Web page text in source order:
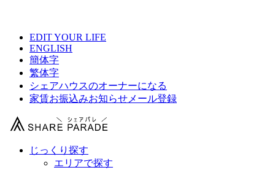
EDIT YOUR LIFE
ENGLISH
簡体字
繁体字
シェアハウスのオーナーになる
家賃お振込みお知らせメール登録
じっくり探す
エリアで探す